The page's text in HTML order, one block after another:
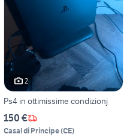
2
Ps4 in ottimissime condizionj
150 €
Casal di Principe(CE)